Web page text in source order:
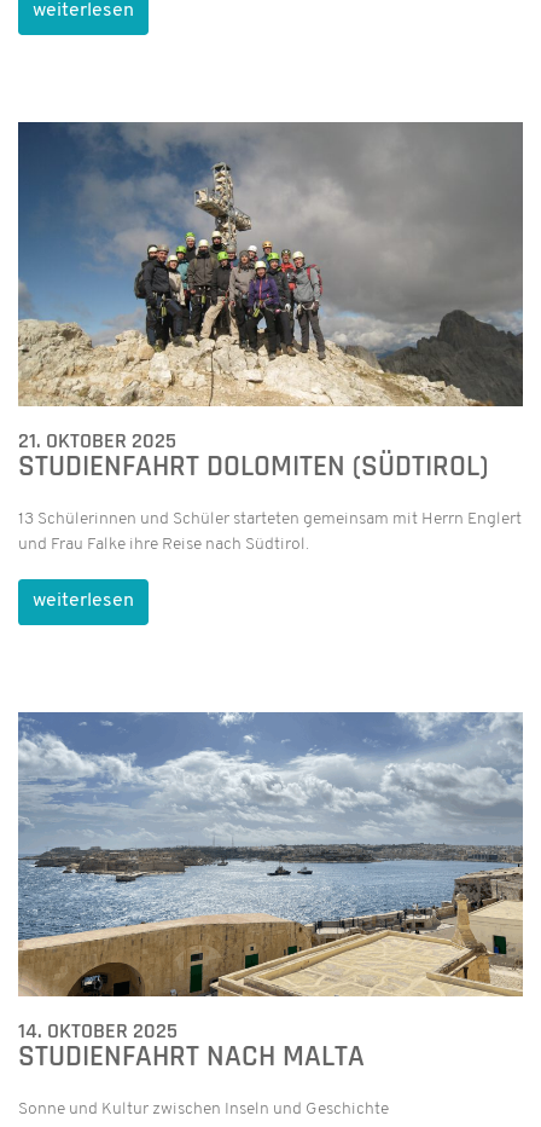
weiterlesen
21. OKTOBER 2025
STUDIENFAHRT DOLOMITEN (SÜDTIROL)
13 Schülerinnen und Schüler starteten gemeinsam mit Herrn Englert
und Frau Falke ihre Reise nach Südtirol.
weiterlesen
14. OKTOBER 2025
STUDIENFAHRT NACH MALTA
Sonne und Kultur zwischen Inseln und Geschichte